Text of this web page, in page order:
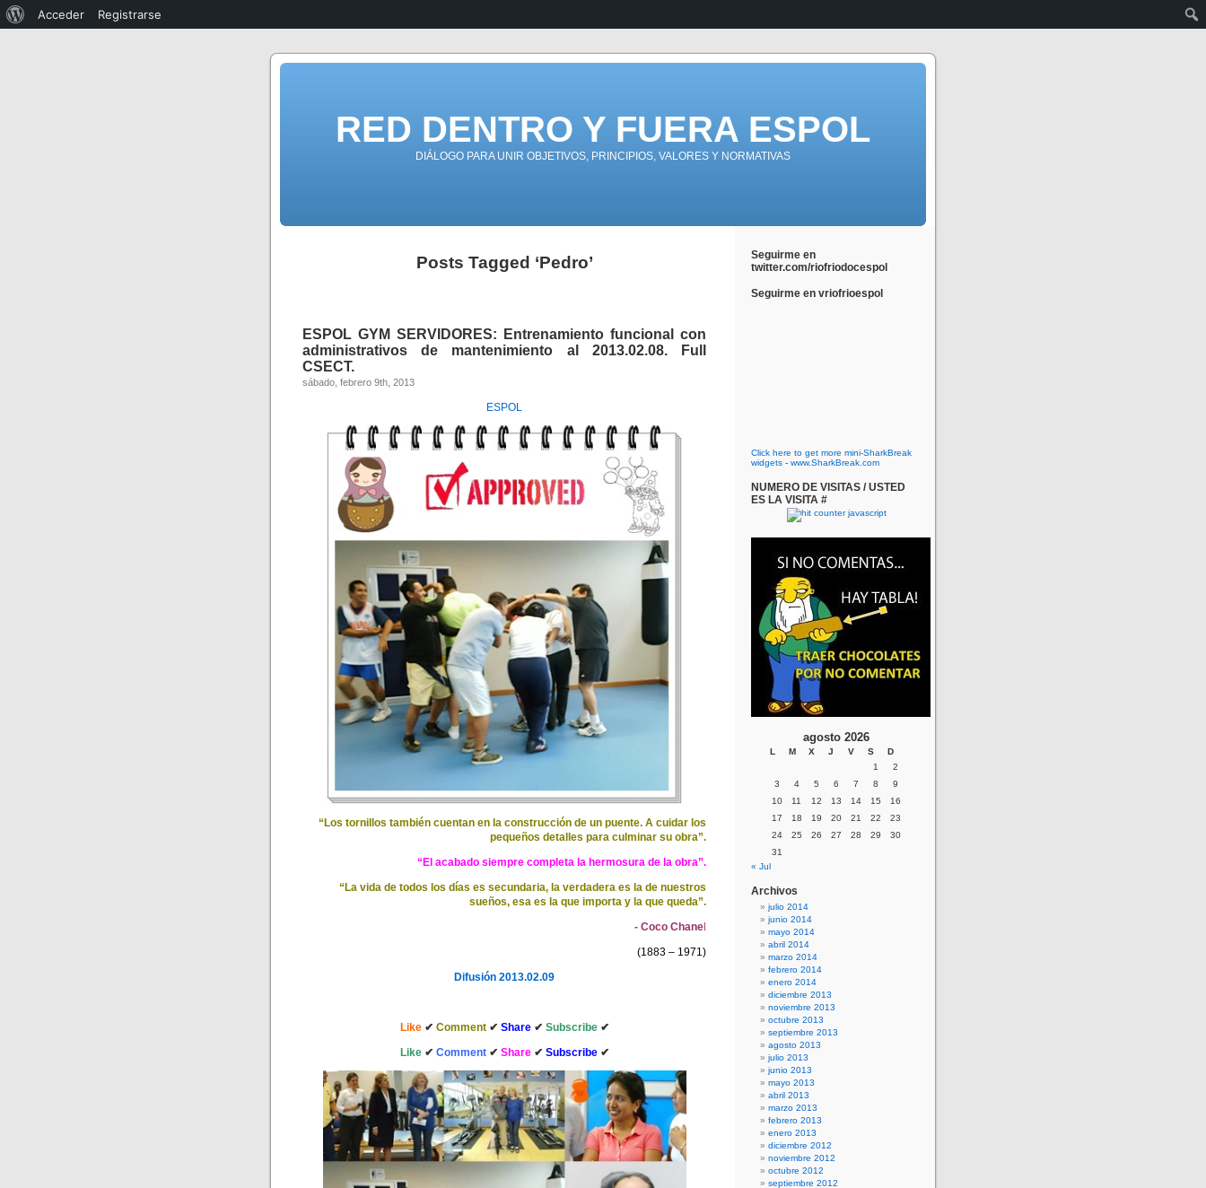
RED DENTRO Y FUERA ESPOL
DIÁLOGO PARA UNIR OBJETIVOS, PRINCIPIOS, VALORES Y NORMATIVAS
Posts Tagged ‘Pedro’
ESPOL GYM SERVIDORES: Entrenamiento funcional con
administrativos de mantenimiento al 2013.02.08. Full
CSECT.
sábado, febrero 9th, 2013
ESPOL
“Los tornillos también cuentan en la construcción de un puente. A cuidar los
pequeños detalles para culminar su obra”.
“El acabado siempre completa la hermosura de la obra”.
“La vida de todos los días es secundaria, la verdadera es la de nuestros
sueños, esa es la que importa y la que queda”.
- Coco Chane
(1883 – 1971)
Difusión 2013.02.09
Like✔ Comment✔ Share ✔ Subscribe✔
Like✔ Comment✔ Share✔ Subscribe ✔
Seguirme en
twitter.com/riofriodocespol
Seguirme en vriofrioespol
Click here to get more mini-SharkBreak
widgets - www.SharkBreak.com
NUMERO DE VISITAS / USTED
ES LA VISITA #
agosto 2026
L M X J V S
D
1
2
3
4 5 6 7 8
9
10
11 12 13 14 15
16
17
18 19 20 21 22
23
24
25 26 27 28 29
30
31
« Jul
Archivos
julio 2014
junio 2014
mayo 2014
abril 2014
marzo 2014
febrero 2014
enero 2014
diciembre 2013
noviembre 2013
octubre 2013
septiembre 2013
agosto 2013
julio 2013
junio 2013
mayo 2013
abril 2013
marzo 2013
febrero 2013
enero 2013
diciembre 2012
noviembre 2012
octubre 2012
septiembre 2012
Acceder Registrarse